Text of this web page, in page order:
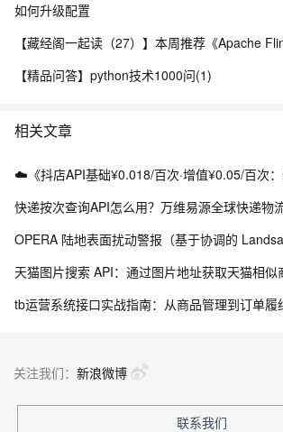
如何升级配置
【精品问答】python技术1000问(1)
相关文章
快递按次查询API怎么用？万维易源全球快递物
天猫图片搜索 API：通过图片地址获取天猫相似
tb运营系统接口实战指南：从商品管理到订单履
关注我们： 新浪微博
联系我们